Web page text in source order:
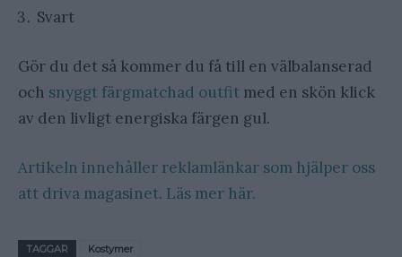
Svart
Gör du det så kommer du få till en välbalanserad
och snyggt färgmatchad outfit med en skön klick
av den livligt energiska färgen gul.
Artikeln innehåller reklamlänkar som hjälper oss
att driva magasinet. Läs mer här.
TAGGAR Kostymer